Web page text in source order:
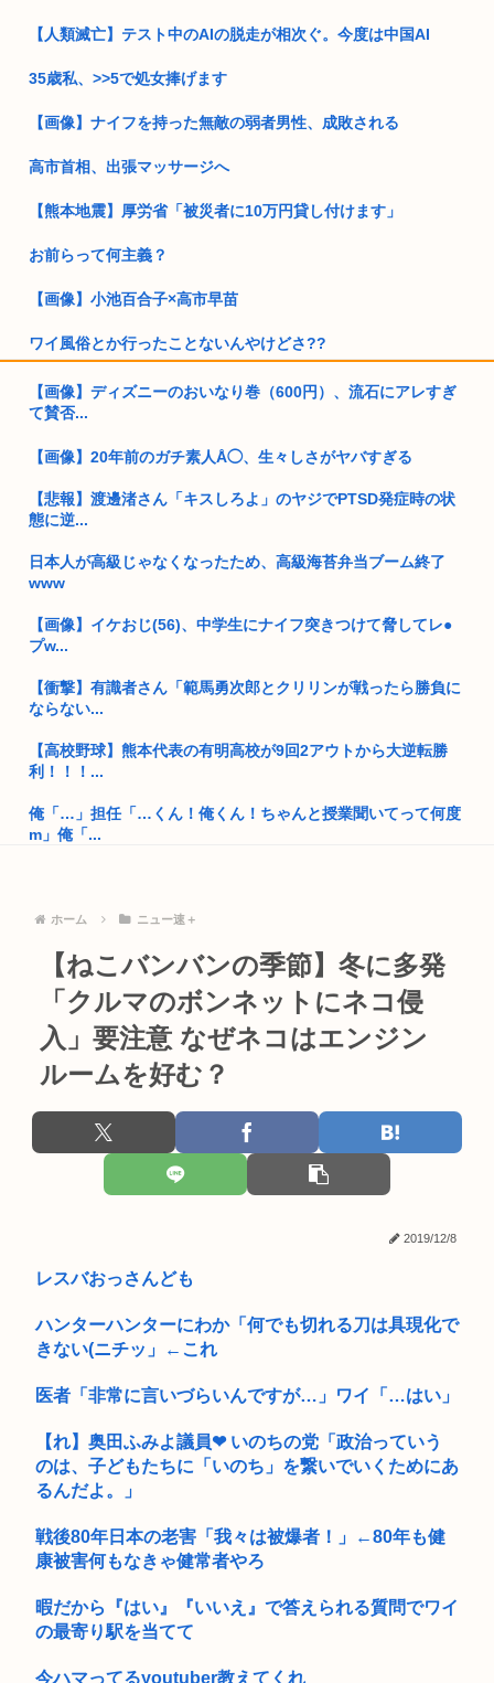
【人類滅亡】テスト中のAIの脱走が相次ぐ。今度は中国AI
35歳私、>>5で処女捧げます
【画像】ナイフを持った無敵の弱者男性、成敗される
高市首相、出張マッサージへ
【熊本地震】厚労省「被災者に10万円貸し付けます」
お前らって何主義？
【画像】小池百合子×高市早苗
ワイ風俗とか行ったことないんやけどさ??
【動画】女さん「男と話してる時、おぱーい見てるのすぐわか
る」
独身ケンモミン、1600万円で終の住処を購入…
【天皇】すまん、小林よりしのりを支持するわ
「性...
してるゴ...
この時期...
について...
ってな...
マシーン...
【映画悲報】日本(ジャップ)の映画界、完全に終わる…現代の
女子高...
サッカーの日本人審判、韓国とつるみ不正してたのがバレる
米農家「60kg作って1万8000円…コストは2万以上…」米は
【画像】ディズニーのおいなり巻（600円）、流石にアレすぎ
て賛否...
【画像】20年前のガチ素人Å◯、生々しさがヤバすぎる
【悲報】渡邊渚さん「キスしろよ」のヤジでPTSD発症時の状
態に逆...
日本人が高級じゃなくなったため、高級海苔弁当ブーム終了
www
【画像】イケおじ(56)、中学生にナイフ突きつけて脅してレ●
プw...
【衝撃】有識者さん「範馬勇次郎とクリリンが戦ったら勝負に
ならない...
【高校野球】熊本代表の有明高校が9回2アウトから大逆転勝
利！！！...
俺「…」担任「…くん！俺くん！ちゃんと授業聞いてって何度
m」俺「...
【謎】広末涼子さんが地上波にスピード復帰できる理由、誰に
も分から...
【芸能】立川志らく、ヒカルを弟子にしたことへの「談志が泣
いてるぞ...
公共の場所でこっそり金玉をかくシミュレーションゲーム
「Ball ...
「暴走族じゃないのにコルク半ヘルメットを被ってた」と因縁
の渦
早稲田大生、複数名がゴールドカードのポイント詐欺で無銭飲
食
人)が...
イラン対米協議代表団トップ、トランプにブチギレ「フェイク
グエン2人逮捕 送電ケーブル2.2トン窃盗
【画像】最近のJKダンス部、迫力がすごい
ショートスリーパー「寝たほうがいいよ」の一言にブチギレ
ホーム ニュー速＋
【ねこバンバンの季節】冬に多発
「クルマのボンネットにネコ侵
入」要注意 なぜネコはエンジン
ルームを好む？
2019/12/8
レスバおっさんども
ハンターハンターにわか「何でも切れる刀は具現化で
きない(ニチッ」←これ
医者「非常に言いづらいんですが…」ワイ「…はい」
【れ】奥田ふみよ議員❤‍ いのちの党「政治っていう
のは、子どもたちに「いのち」を繋いでいくためにあ
るんだよ。」
戦後80年日本の老害「我々は被爆者！」←80年も健
康被害何もなきゃ健常者やろ
暇だから『はい』『いいえ』で答えられる質問でワイ
の最寄り駅を当てて
今ハマってるyoutuber教えてくれ